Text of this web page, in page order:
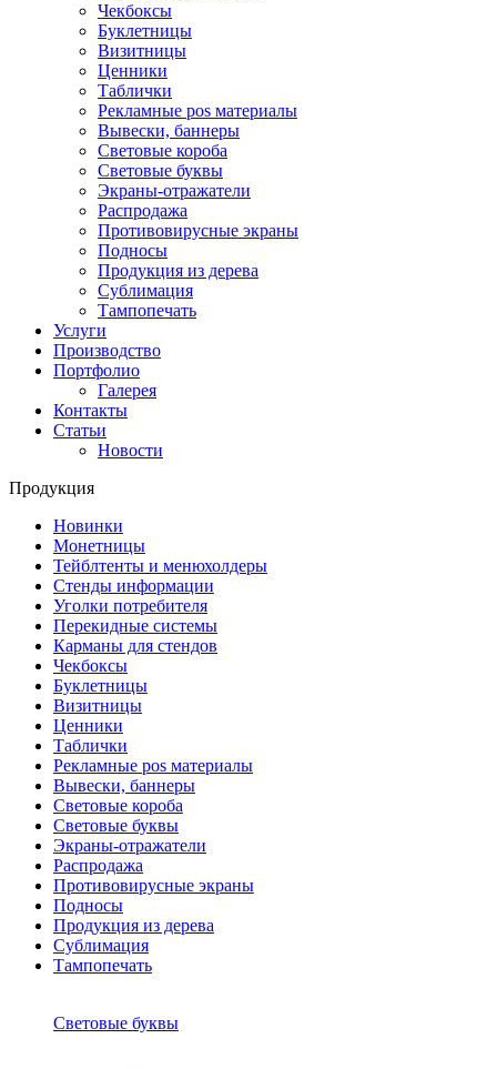
Чекбоксы
Буклетницы
Визитницы
Ценники
Таблички
Рекламные pos материалы
Вывески, баннеры
Световые короба
Световые буквы
Экраны-отражатели
Распродажа
Противовирусные экраны
Подносы
Продукция из дерева
Сублимация
Тампопечать
Услуги
Производство
Портфолио
Галерея
Контакты
Статьи
Новости
Продукция
Новинки
Монетницы
Тейблтенты и менюхолдеры
Стенды информации
Уголки потребителя
Перекидные системы
Карманы для стендов
Чекбоксы
Буклетницы
Визитницы
Ценники
Таблички
Рекламные pos материалы
Вывески, баннеры
Световые короба
Световые буквы
Экраны-отражатели
Распродажа
Противовирусные экраны
Подносы
Продукция из дерева
Сублимация
Тампопечать
Световые буквы